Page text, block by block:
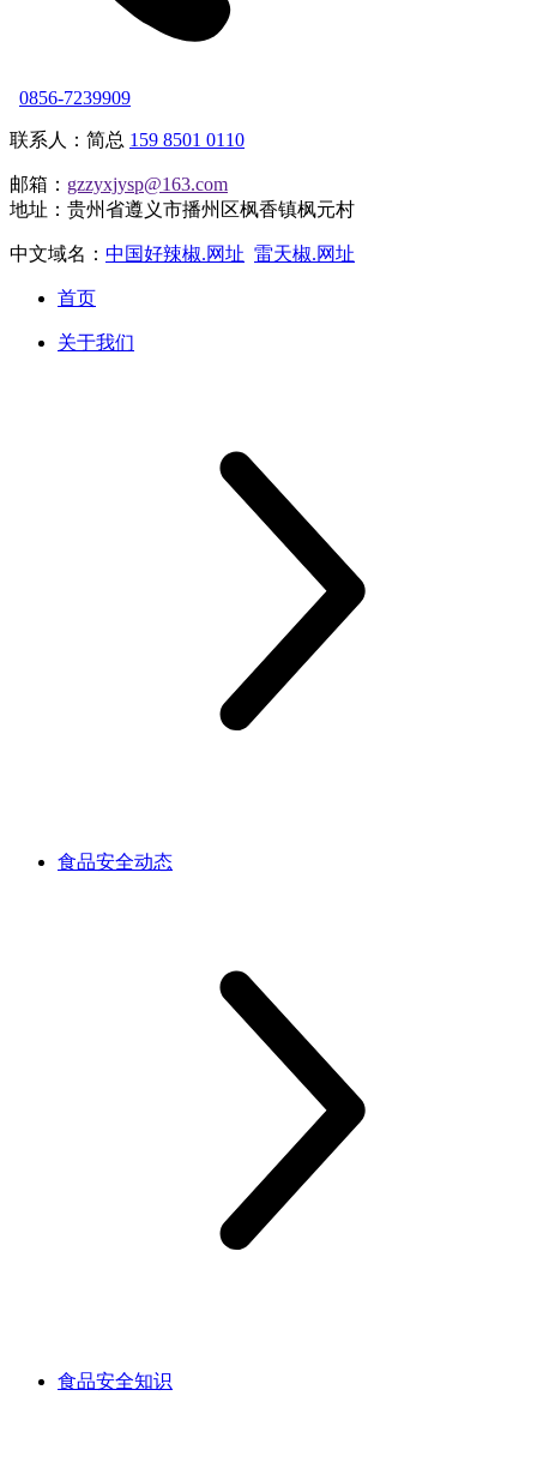
0856-7239909
联系人：简总 159 8501 0110
邮箱： gzzyxjysp@163.com
地址：贵州省遵义市播州区枫香镇枫元村
中文域名： 中国好辣椒.网址 雷天椒.网址
首页
关于我们
食品安全动态
食品安全知识